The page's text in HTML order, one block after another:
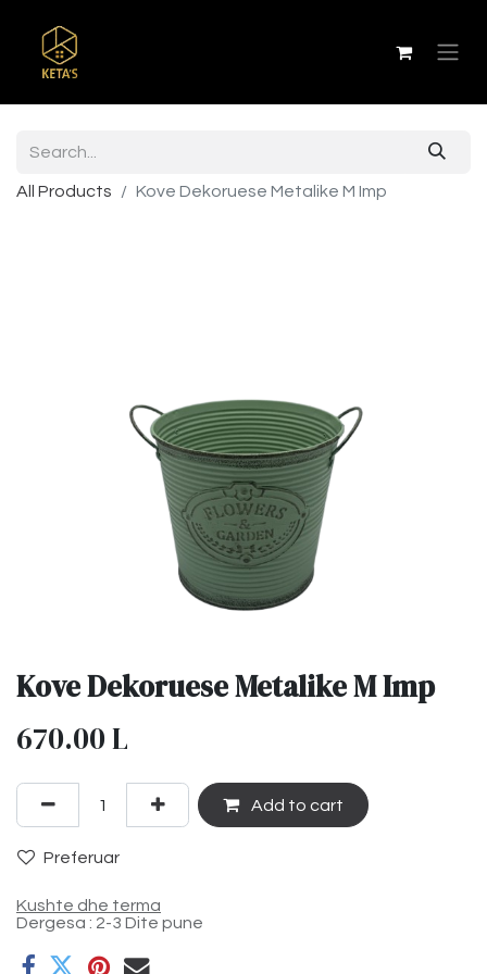
All Products Kove Dekoruese Metalike M Imp
Kove Dekoruese Metalike M Imp
670.00L
Add to cart
Preferuar
Kushte dhe terma
Dergesa : 2-3 Dite pune